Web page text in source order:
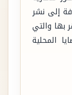
إلى نشر
بها والتي
المحلية